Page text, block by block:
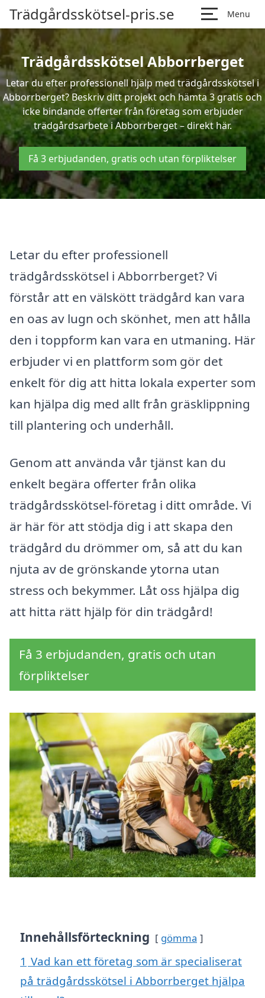
Trädgårdsskötsel-pris.se Menu
Trädgårdsskötsel Abborrberget
Letar du efter professionell hjälp med trädgårdsskötsel i
Abborrberget? Beskriv ditt projekt och hämta 3 gratis och
icke bindande offerter från företag som erbjuder
trädgårdsarbete i Abborrberget – direkt här.
Få 3 erbjudanden, gratis och utan förpliktelser
Letar du efter professionell
trädgårdsskötsel i Abborrberget? Vi
förstår att en välskött trädgård kan vara
en oas av lugn och skönhet, men att hålla
den i toppform kan vara en utmaning. Här
erbjuder vi en plattform som gör det
enkelt för dig att hitta lokala experter som
kan hjälpa dig med allt från gräsklippning
till plantering och underhåll.
Genom att använda vår tjänst kan du
enkelt begära offerter från olika
trädgårdsskötsel-företag i ditt område. Vi
är här för att stödja dig i att skapa den
trädgård du drömmer om, så att du kan
njuta av de grönskande ytorna utan
stress och bekymmer. Låt oss hjälpa dig
att hitta rätt hjälp för din trädgård!
Få 3 erbjudanden, gratis och utan
förpliktelser
Innehållsförteckning gömma
1 Vad kan ett företag som är specialiserat
på trädgårdsskötsel i Abborrberget hjälpa